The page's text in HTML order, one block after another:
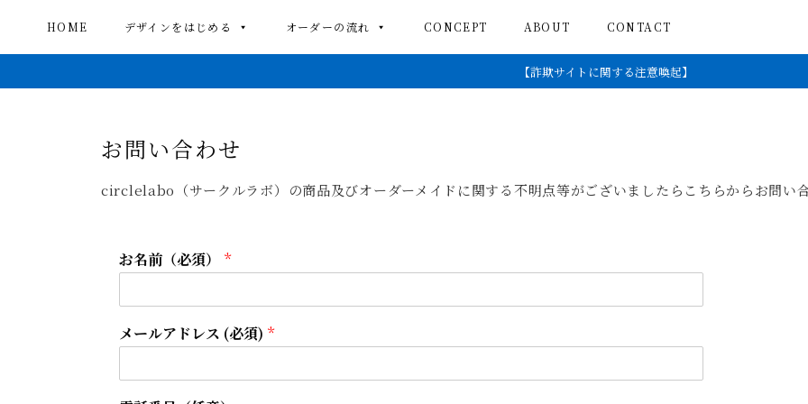
HOME デザインをはじめる オーダーの流れ CONCEPT ABOUT CONTACT
【詐欺サイトに関する注意喚起】
お問い合わせ
circlelabo（サークルラボ）の商品及びオーダーメイドに関する不明点等がございましたらこちらからお問い合
お名前（必須） *
メールアドレス (必須) *